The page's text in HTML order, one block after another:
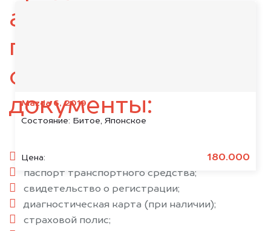
Mazda 6, 2019
Состояние: Битое, Японское
Цена: 180.000
автомобиль,
подготовьте
следующие
документы:
паспорт гражданина РФ;
паспорт транспортного средства;
свидетельство о регистрации;
диагностическая карта (при наличии);
страховой полис;